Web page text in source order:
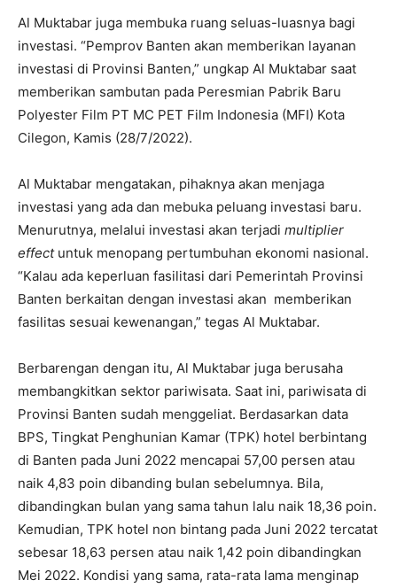
Al Muktabar juga membuka ruang seluas-luasnya bagi
investasi. “Pemprov Banten akan memberikan layanan
investasi di Provinsi Banten,” ungkap Al Muktabar saat
memberikan sambutan pada Peresmian Pabrik Baru
Polyester Film PT MC PET Film Indonesia (MFI) Kota
Cilegon, Kamis (28/7/2022).
Al Muktabar mengatakan, pihaknya akan menjaga
investasi yang ada dan mebuka peluang investasi baru.
Menurutnya, melalui investasi akan terjadi multiplier
effectuntuk menopang pertumbuhan ekonomi nasional.
“Kalau ada keperluan fasilitasi dari Pemerintah Provinsi
Banten berkaitan dengan investasi akan memberikan
fasilitas sesuai kewenangan,” tegas Al Muktabar.
Berbarengan dengan itu, Al Muktabar juga berusaha
membangkitkan sektor pariwisata. Saat ini, pariwisata di
Provinsi Banten sudah menggeliat. Berdasarkan data
BPS, Tingkat Penghunian Kamar (TPK) hotel berbintang
di Banten pada Juni 2022 mencapai 57,00 persen atau
naik 4,83 poin dibanding bulan sebelumnya. Bila,
dibandingkan bulan yang sama tahun lalu naik 18,36 poin.
Kemudian, TPK hotel non bintang pada Juni 2022 tercatat
sebesar 18,63 persen atau naik 1,42 poin dibandingkan
Mei 2022. Kondisi yang sama, rata-rata lama menginap